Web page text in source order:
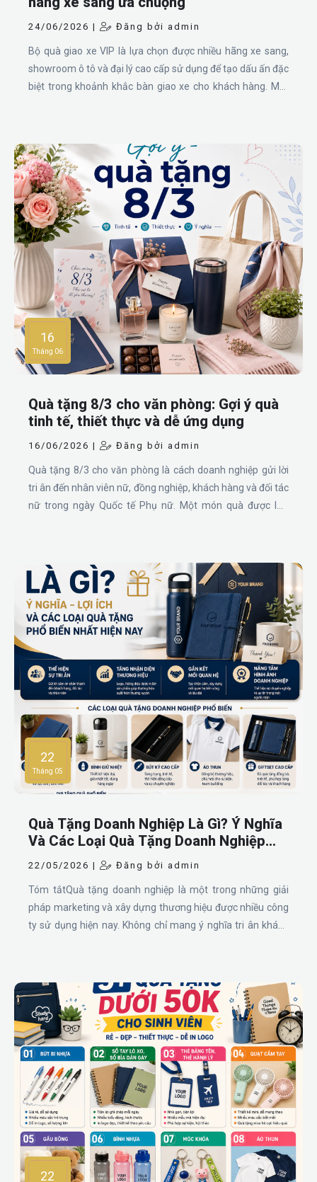
24/06/2026 | Đăng bởi admin
Bộ quà giao xe VIP là lựa chọn được nhiều hãng xe sang,
showroom ô tô và đại lý cao cấp sử dụng để tạo dấu ấn đặc
biệt trong khoảnh khắc bàn giao xe cho khách hàng. Một
sản phẩm như bình nước cao cấp, bút kim loại cao cấp, ô
dù và bộ quà tặng gồm bút, dù, bình là những lựa chọn
thiết thực, sang trọng và dễ cá nhân hóa theo nhận diện
thương hiệu. Đây là nhóm quà phù hợp để tặng khách hàng
mua xe mới, khách VIP, khách doanh nghiệp hoặc các
chương trình chăm sóc khách hàng cao cấp.
16
Tháng 06
Quà tặng 8/3 cho văn phòng: Gợi ý quà
tinh tế, thiết thực và dễ ứng dụng
16/06/2026 | Đăng bởi admin
Quà tặng 8/3 cho văn phòng là cách doanh nghiệp gửi lời
tri ân đến nhân viên nữ, đồng nghiệp, khách hàng và đối tác
nữ trong ngày Quốc tế Phụ nữ. Một món quà được lựa
móc khóa, hoa, nến thơm, túi vải đến quạt cầm tay mini có
sạc, mỗi món quà đều có ưu điểm riêng về tính thẩm mỹ,
giá trị sử dụng và khả năng cá nhân hóa thương hiệu. Khi
được kết hợp hợp lý, các sản phẩm này có thể tạo thành
những set quà 8/3 đẹp mắt, thiết thực và phù hợp với nhiều
ngân sách văn phòng.
22
Tháng 05
Quà Tặng Doanh Nghiệp Là Gì? Ý Nghĩa
Và Các Loại Quà Tặng Doanh Nghiệp
22/05/2026 | Đăng bởi admin
Tóm tắtQuà tặng doanh nghiệp là một trong những giải
pháp marketing và xây dựng thương hiệu được nhiều công
ty sử dụng hiện nay. Không chỉ mang ý nghĩa tri ân khách
quà tặng doanh nghiệp là gì, lợi ích của quà tặng doanh
nghiệp và những sản phẩm quà tặng phổ biến nhất hiện
nay.
22